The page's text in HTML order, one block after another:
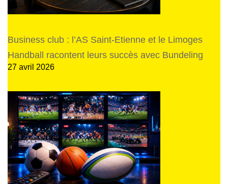
Business club : l’AS Saint-Etienne et le Limoges
Handball racontent leurs succès avec Bundeling
27 avril 2026